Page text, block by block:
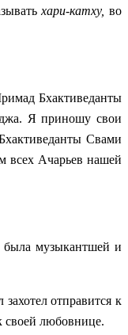
хари-катху, во
Бхактиведанты
Я приношу свои
Свами
всех Ачарьев нашей
музыкантшей и
отправится к
своей любовнице.